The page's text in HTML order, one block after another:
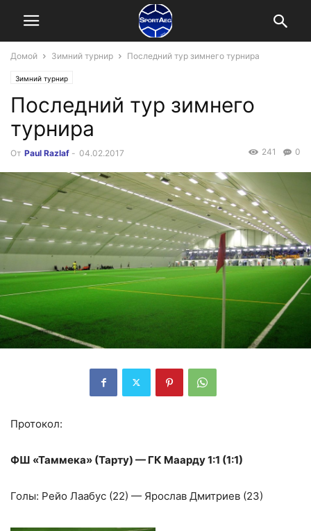
Домой Зимний турнир Последний тур зимнего турнира
Зимний турнир
Последний тур зимнего
турнира
От Paul Razlaf - 04.02.2017 0
241
Протокол:
ФШ «Таммека» (Тарту) — ГК Маарду 1:1 (1:1)
Голы: Рейо Лаабус (22) — Ярослав Дмитриев (23)